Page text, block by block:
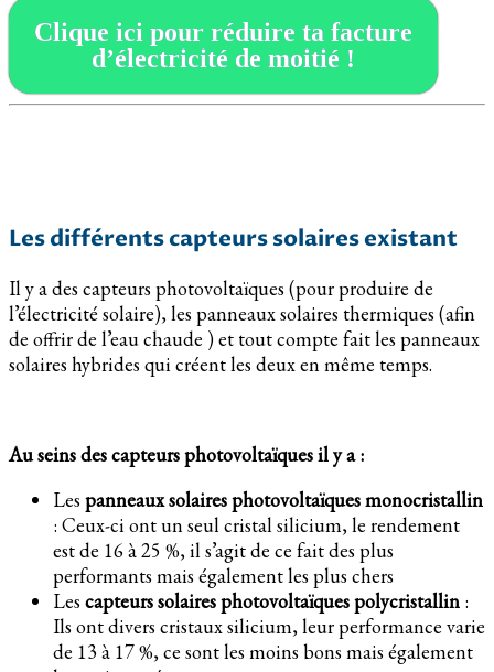
Clique ici pour réduire ta facture
d’électricité de moitié !
Les différents capteurs solaires existant
Il y a des capteurs photovoltaïques (pour produire de
l’électricité solaire), les panneaux solaires thermiques (afin
de offrir de l’eau chaude ) et tout compte fait les panneaux
solaires hybrides qui créent les deux en même temps.
Au seins des capteurs photovoltaïques il y a :
Les panneaux solaires photovoltaïques monocristallin
: Ceux-ci ont un seul cristal silicium, le rendement
est de 16 à 25 %, il s’agit de ce fait des plus
performants mais également les plus chers
Les capteurs solaires photovoltaïques polycristallin :
Ils ont divers cristaux silicium, leur performance varie
de 13 à 17 %, ce sont les moins bons mais également